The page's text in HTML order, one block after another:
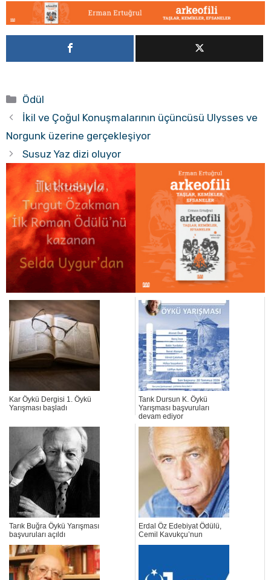
Kategoriler
Ödül
İkil ve Çoğul Konuşmalarının üçüncüsü Ulysses ve
Norgunk üzerine gerçekleşiyor
Susuz Yaz dizi oluyor
Kar Öykü Dergisi 1. Öykü
Yarışması başladı
Tarık Dursun K. Öykü
Yarışması başvuruları
devam ediyor
Tarık Buğra Öykü Yarışması
başvuruları açıldı
Erdal Öz Edebiyat Ödülü,
Cemil Kavukçu’nun